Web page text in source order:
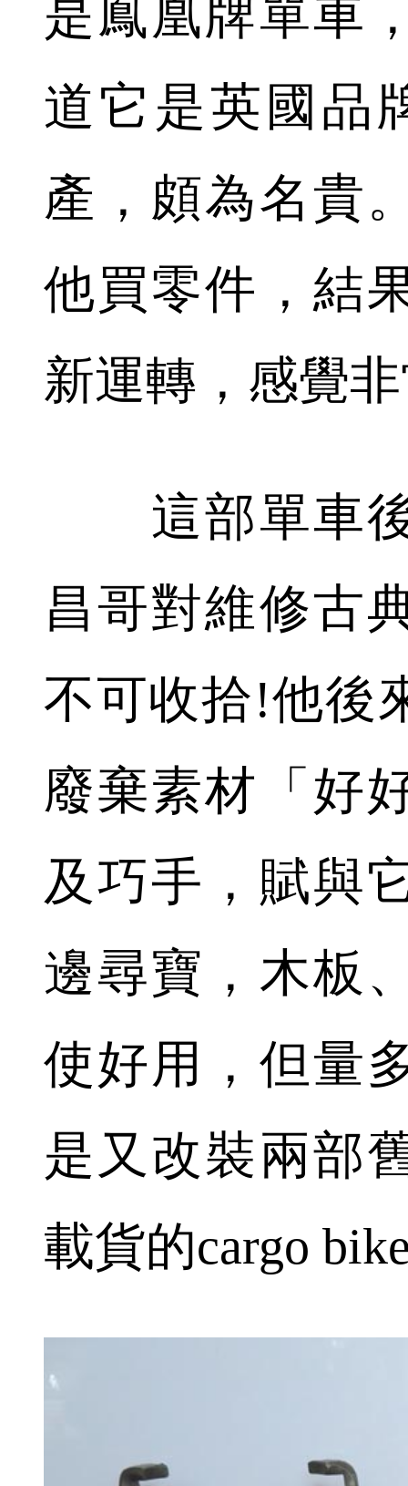
是鳳凰牌單車
道它是英國品
產，頗為名貴
他買零件，結
新運轉，感覺
這部單車後
昌哥對維修古
不可收拾!他後
廢棄素材「好
及巧手，賦與
邊尋寶，木板
使好用，但量
是又改裝兩部
載貨的cargo